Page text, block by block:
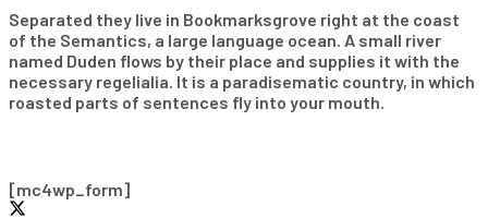
Separated they live in Bookmarksgrove right at the coast
of the Semantics, a large language ocean. A small river
named Duden flows by their place and supplies it with the
necessary regelialia. It is a paradisematic country, in which
roasted parts of sentences fly into your mouth.
[mc4wp_form]